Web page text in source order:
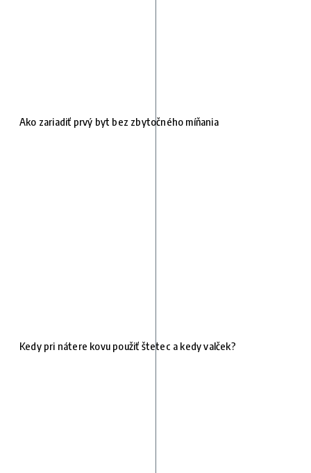
Ako zariadiť prvý byt bez zbytočného míňania
Kedy pri nátere kovu použiť štetec a kedy valček?